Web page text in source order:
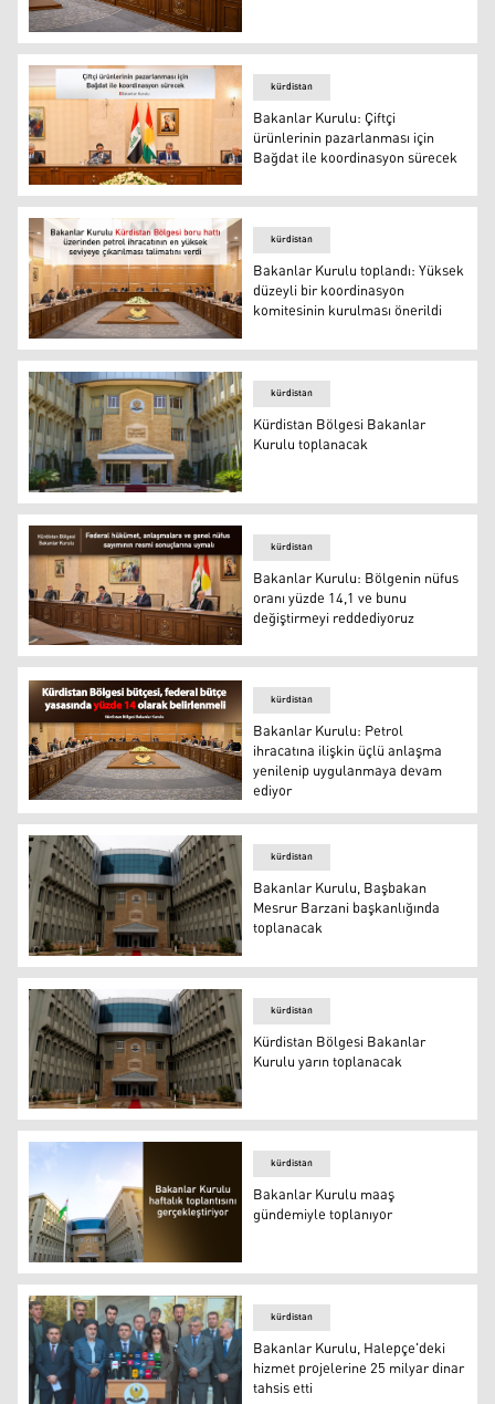
Kürdistan Bölgesi Bakanlar Kurulu toplandı
Bakanlar Kurulu: Çiftçi ürünlerinin pazarlanması için
kürdistan
Bakanlar Kurulu: Çiftçi
ürünlerinin pazarlanması için
Bağdat ile koordinasyon sürecek
Bakanlar Kurulu toplandı: Yüksek düzeyli bir
kürdistan
Bakanlar Kurulu toplandı: Yüksek
düzeyli bir koordinasyon
komitesinin kurulması önerildi
Kürdistan Bölgesi Bakanlar Kurulu toplanacak
kürdistan
Kürdistan Bölgesi Bakanlar
Kurulu toplanacak
Bakanlar Kurulu: Bölgenin nüfus oranı yüzde 14,1 ve
kürdistan
Bakanlar Kurulu: Bölgenin nüfus
oranı yüzde 14,1 ve bunu
değiştirmeyi reddediyoruz
Bakanlar Kurulu: Petrol ihracatına ilişkin üçlü
kürdistan
Bakanlar Kurulu: Petrol
ihracatına ilişkin üçlü anlaşma
yenilenip uygulanmaya devam
ediyor
Bakanlar Kurulu, Başbakan Mesrur Barzani
kürdistan
Bakanlar Kurulu, Başbakan
Mesrur Barzani başkanlığında
toplanacak
Kürdistan Bölgesi Bakanlar Kurulu yarın toplanacak
kürdistan
Kürdistan Bölgesi Bakanlar
Kurulu yarın toplanacak
Bakanlar Kurulu maaş gündemiyle toplanıyor
kürdistan
Bakanlar Kurulu maaş
gündemiyle toplanıyor
kürdistan
Bakanlar Kurulu, Halepçe'deki
hizmet projelerine 25 milyar dinar
tahsis etti